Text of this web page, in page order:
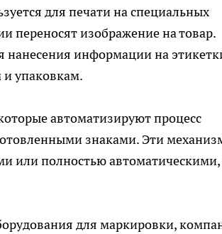
для печати на специальных
переносят изображение на товар.
нанесения информации на
упаковкам.
автоматизируют процесс
знаками. Эти
или полностью автоматическими,
для маркировки,